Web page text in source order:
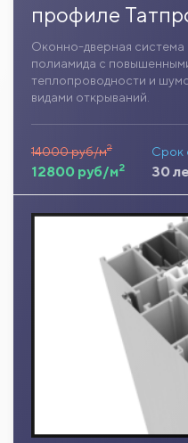
профиле
Оконно-дверная
полиамида с
теплопроводности и
видами открываний.
14000 руб/м2
12800 руб/м2
Срок
30